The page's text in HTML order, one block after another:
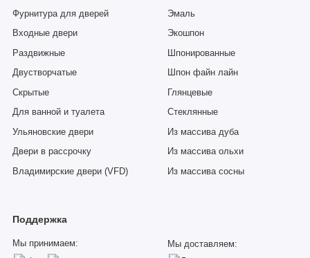
Фурнитура для дверей
Входные двери
Раздвижные
Двустворчатые
Скрытые
Для ванной и туалета
Ульяновские двери
Двери в рассрочку
Владимирские двери (VFD)
Эмаль
Экошпон
Шпонированные
Шпон файн лайн
Глянцевые
Стеклянные
Из массива дуба
Из массива ольхи
Из массива сосны
Поддержка
Мы принимаем: Мы доставляем: